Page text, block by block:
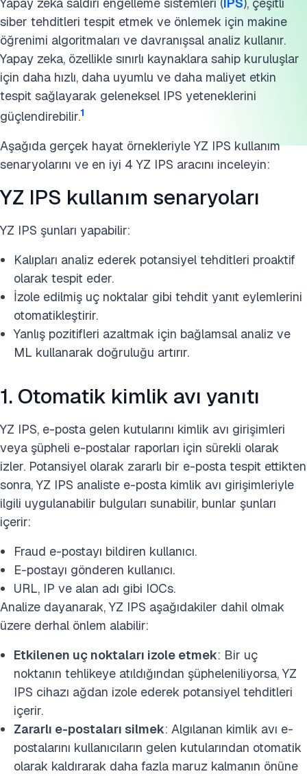
siber tehditleri tespit etmek ve önlemek için makine
öğrenimi algoritmaları ve davranışsal analiz kullanır.
Yapay zeka, özellikle sınırlı kaynaklara sahip kuruluşlar
için daha hızlı, daha uyumlu ve daha maliyet etkin
tespit sağlayarak geleneksel IPS yeteneklerini
güçlendirebilir.1
Aşağıda gerçek hayat örnekleriyle YZ IPS kullanım
senaryolarını ve en iyi 4 YZ IPS aracını inceleyin:
YZ IPS kullanım senaryoları
YZ IPS şunları yapabilir:
Kalıpları analiz ederek potansiyel tehditleri proaktif
olarak tespit eder.
İzole edilmiş uç noktalar gibi tehdit yanıt eylemlerini
otomatikleştirir.
Yanlış pozitifleri azaltmak için bağlamsal analiz ve
ML kullanarak doğruluğu artırır.
1. Otomatik kimlik avı yanıtı
YZ IPS, e-posta gelen kutularını kimlik avı girişimleri
veya şüpheli e-postalar raporları için sürekli olarak
izler. Potansiyel olarak zararlı bir e-posta tespit ettikten
sonra, YZ IPS analiste e-posta kimlik avı girişimleriyle
ilgili uygulanabilir bulguları sunabilir, bunlar şunları
içerir:
Fraud e-postayı bildiren kullanıcı.
E-postayı gönderen kullanıcı.
URL, IP ve alan adı gibi IOCs.
Analize dayanarak, YZ IPS aşağıdakiler dahil olmak
üzere derhal önlem alabilir:
Etkilenen uç noktaları izole etmek: Bir uç
noktanın tehlikeye atıldığından şüpheleniliyorsa, YZ
IPS cihazı ağdan izole ederek potansiyel tehditleri
içerir.
Zararlı e-postaları silmek: Algılanan kimlik avı e-
postalarını kullanıcıların gelen kutularından otomatik
olarak kaldırarak daha fazla maruz kalmanın önüne
IPS, IDS'den nasıl farklıdır?
Daha fazla okuma
Bu araştırmayı kaynak gösterin